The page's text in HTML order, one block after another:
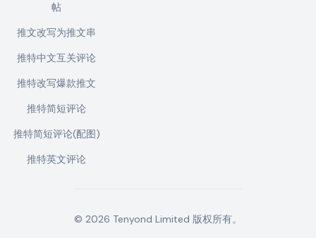
帖
推文改写为推文串
推特中文互关评论
推特改写爆款推文
推特简短评论
推特简短评论(配图)
推特英文评论
© 2026 Tenyond Limited 版权所有。